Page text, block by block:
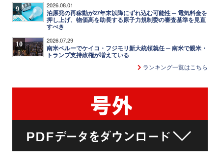
9 2026.08.01
泊原発の再稼動が27年末以降にずれ込む可能性 ─ 電気料金を
押し上げ、物価高を助長する原子力規制委の審査基準を見直
すべき
10 2026.07.29
南米ペルーでケイコ・フジモリ新大統領就任 ─ 南米で親米・
トランプ支持政権が増えている
ランキング一覧はこちら